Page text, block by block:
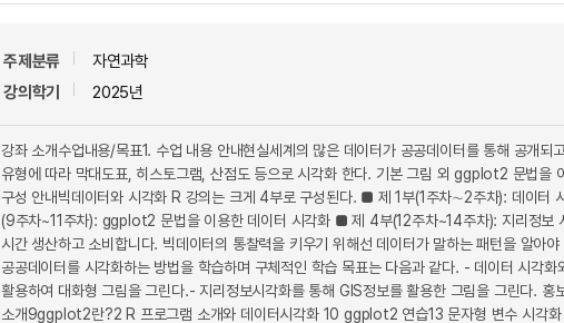
주제분류
자연과학
강의학기
2025년
강좌 소개수업내용/목표1. 수업 내용 안내현실세계의 많은 데이터가 공공데이터를 통해 공개
유형에 따라 막대도표, 히스토그램, 산점도 등으로 시각화 한다. 기본 그림 외 ggplot2 문법을
구성 안내빅데이터와 시각화 R 강의는 크게 4부로 구성된다. ■ 제 1부(1주차∼2주차): 데이
(9주차~11주차): ggplot2 문법을 이용한 데이터 시각화 ■ 제 4부(12주차~14주차): 지리정
시간 생산하고 소비합니다. 빅데이터의 통찰력을 키우기 위해선 데이터가 말하는 패턴을 알
공공데이터를 시각화하는 방법을 학습하며 구체적인 학습 목표는 다음과 같다. - 데이터 시각
활용하여 대화형 그림을 그린다.- 지리정보시각화를 통해 GIS정보를 활용한 그림을 그린다.
소개9ggplot2란?2 R 프로그램 소개와 데이터시각화 10 ggplot2 연습13 문자형 변수 시각